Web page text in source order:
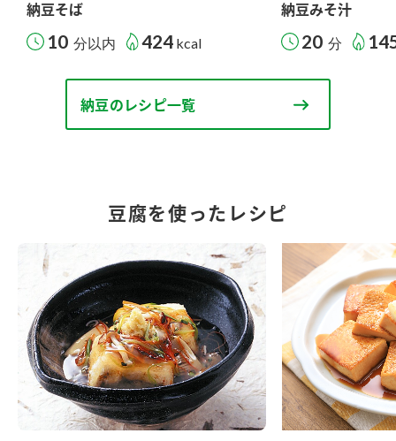
納豆そば
10 分以内 424 kcal
納豆みそ汁
20 分
納豆のレシピ一覧
豆腐を使ったレシピ